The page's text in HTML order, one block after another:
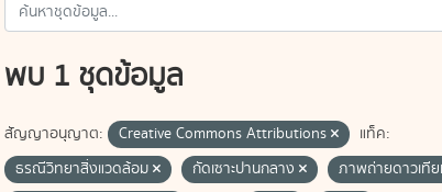
พบ 1 ชุดข้อมูล
สัญญาอนุญาต: Creative Commons Attributions
แท็ค:
ธรณีวิทยาสิ่งแวดล้อม
กัดเซาะปานกลาง ภาพถ่ายดาวเที